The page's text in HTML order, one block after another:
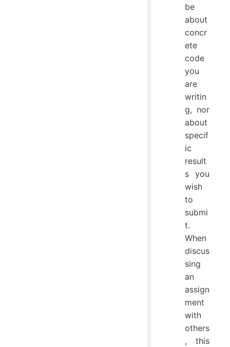
be
about
concr
ete
code
you
are
writin
g, nor
about
specif
ic
result
s you
wish
to
submi
t.
When
discus
sing
an
assign
ment
with
others
, this